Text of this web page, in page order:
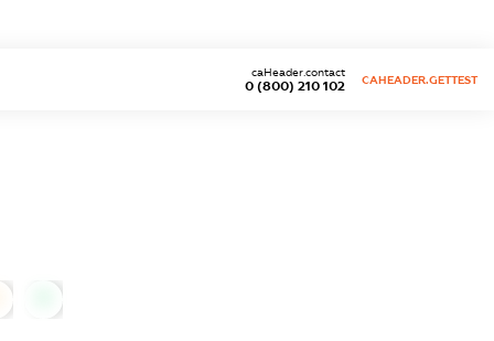
0 (800) 210 102
caHeader.contact
CAHEADER.GETTEST